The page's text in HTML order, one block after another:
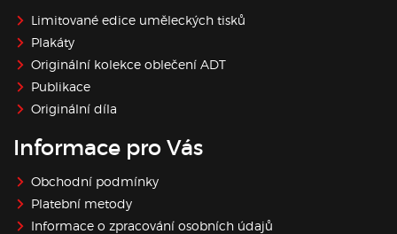
Limitované edice uměleckých tisků
Plakáty
Originální kolekce oblečení ADT
Publikace
Originální díla
Informace pro Vás
Obchodní podmínky
Platební metody
Informace o zpracování osobních údajů